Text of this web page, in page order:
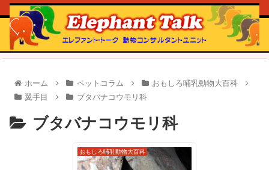
ホーム ペットコラム
おもしろ哺乳動物大百科
翼手目
ブタバナコウモリ科
ブタバナコウモリ科
おもしろ哺乳動物大百科